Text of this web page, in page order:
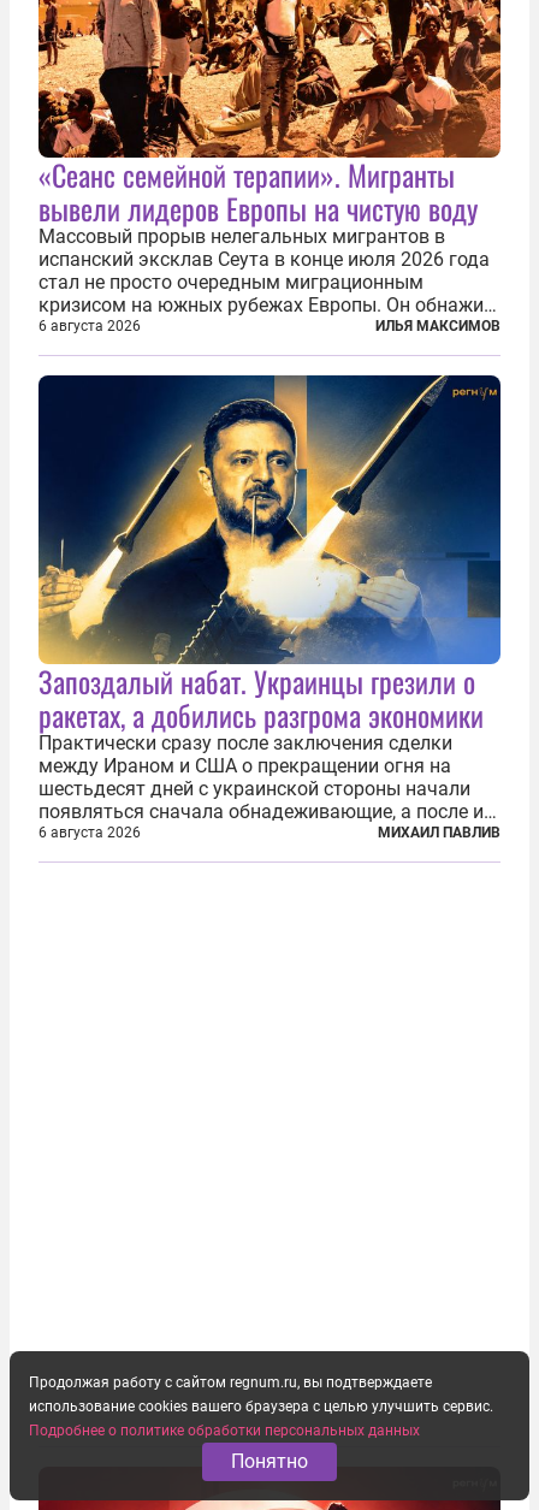
«Сеанс семейной терапии». Мигранты
вывели лидеров Европы на чистую воду
Массовый прорыв нелегальных мигрантов в
испанский эксклав Сеута в конце июля 2026 года
стал не просто очередным миграционным
кризисом на южных рубежах Европы. Он обнажил
фундаментальный раскол внутри Евросоюза,
продемонстрировав, что десятилетиями
выстраивавшаяся миграционная политика ЕС
6 августа 2026 ИЛЬЯ МАКСИМОВ
Запоздалый набат. Украинцы грезили о
ракетах, а добились разгрома экономики
Практически сразу после заключения сделки
между Ираном и США о прекращении огня на
шестьдесят дней с украинской стороны начали
появляться сначала обнадеживающие, а после и
вовсе бравурные заявления про некий «перелом»
в войне. Вероятно, в сознании первых лиц
6 августа 2026 МИХАИЛ ПАВЛИВ
Продолжая работу с сайтом regnum.ru, вы подтверждаете
использование cookies вашего браузера с целью улучшить сервис.
Подробнее о политике обработки персональных данных
Понятно